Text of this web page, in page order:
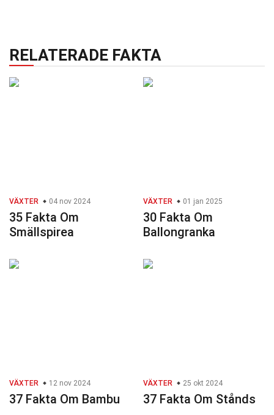
RELATERADE FAKTA
VÄXTER 04 nov 2024
35 Fakta Om
Smällspirea
VÄXTER 01 jan 2025
30 Fakta Om
Ballongranka
VÄXTER 12 nov 2024
37 Fakta Om Bambu
VÄXTER 25 okt 2024
37 Fakta Om Stånds